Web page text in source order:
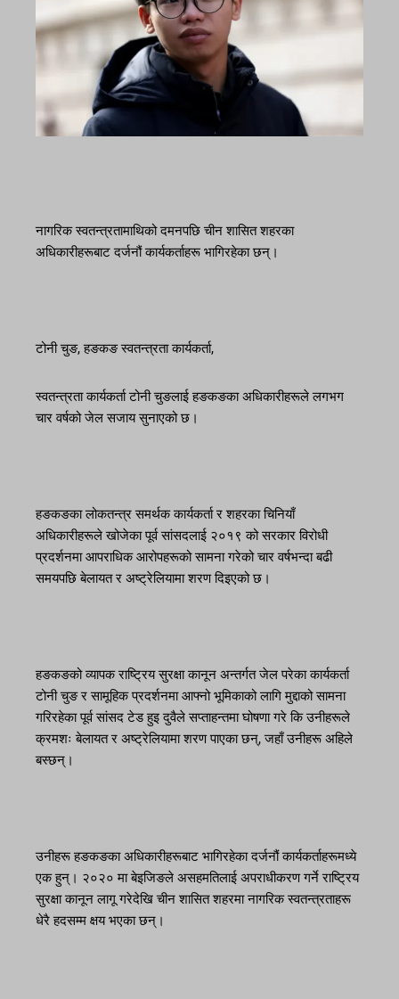
नागरिक स्वतन्त्रतामाथिको दमनपछि चीन शासित शहरका
अधिकारीहरूबाट दर्जनौं कार्यकर्ताहरू भागिरहेका छन्।
टोनी चुङ, हङकङ स्वतन्त्रता कार्यकर्ता,
स्वतन्त्रता कार्यकर्ता टोनी चुङलाई हङकङका अधिकारीहरूले लगभग
चार वर्षको जेल सजाय सुनाएको छ।
हङकङका लोकतन्त्र समर्थक कार्यकर्ता र शहरका चिनियाँ
अधिकारीहरूले खोजेका पूर्व सांसदलाई २०१९ को सरकार विरोधी
प्रदर्शनमा आपराधिक आरोपहरूको सामना गरेको चार वर्षभन्दा बढी
समयपछि बेलायत र अष्ट्रेलियामा शरण दिइएको छ।
हङकङको व्यापक राष्ट्रिय सुरक्षा कानून अन्तर्गत जेल परेका कार्यकर्ता
टोनी चुङ र सामूहिक प्रदर्शनमा आफ्नो भूमिकाको लागि मुद्दाको सामना
गरिरहेका पूर्व सांसद टेड हुइ दुवैले सप्ताहन्तमा घोषणा गरे कि उनीहरूले
क्रमशः बेलायत र अष्ट्रेलियामा शरण पाएका छन्, जहाँ उनीहरू अहिले
बस्छन्।
उनीहरू हङकङका अधिकारीहरूबाट भागिरहेका दर्जनौं कार्यकर्ताहरूमध्ये
एक हुन्। २०२० मा बेइजिङले असहमतिलाई अपराधीकरण गर्ने राष्ट्रिय
सुरक्षा कानून लागू गरेदेखि चीन शासित शहरमा नागरिक स्वतन्त्रताहरू
धेरै हदसम्म क्षय भएका छन्।